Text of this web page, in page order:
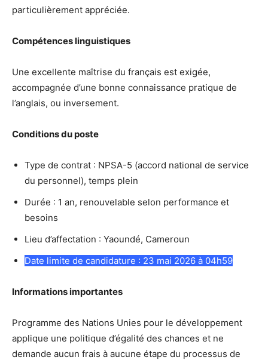
particulièrement appréciée.
Compétences linguistiques
Une excellente maîtrise du français est exigée,
accompagnée d’une bonne connaissance pratique de
l’anglais, ou inversement.
Conditions du poste
Type de contrat : NPSA-5 (accord national de service
du personnel), temps plein
Durée : 1 an, renouvelable selon performance et
besoins
Lieu d’affectation : Yaoundé, Cameroun
Date limite de candidature : 23 mai 2026 à 04h59
Informations importantes
Programme des Nations Unies pour le développement
applique une politique d’égalité des chances et ne
demande aucun frais à aucune étape du processus de